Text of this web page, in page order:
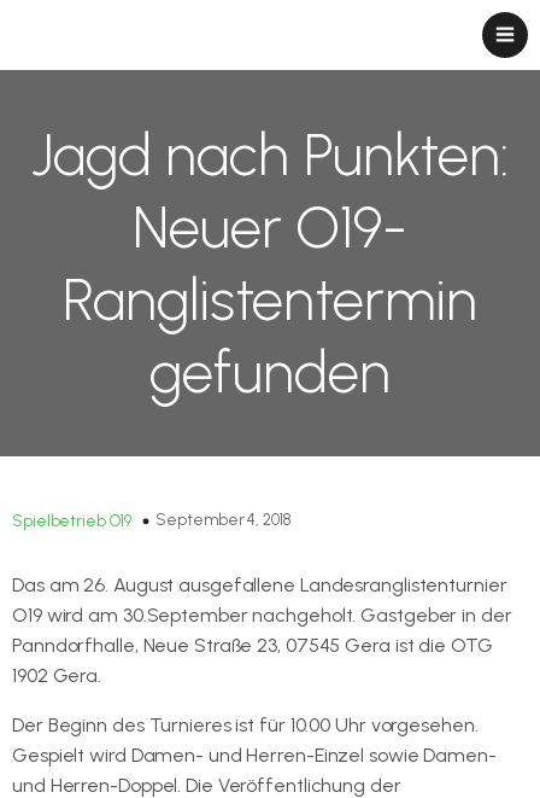
Jagd nach Punkten:
Neuer O19-
Ranglistentermin
gefunden
Spielbetrieb O19 September 4, 2018
Das am 26. August ausgefallene Landesranglistenturnier
O19 wird am 30.September nachgeholt. Gastgeber in der
Panndorfhalle, Neue Straße 23, 07545 Gera ist die OTG
1902 Gera.
Der Beginn des Turnieres ist für 10.00 Uhr vorgesehen.
Gespielt wird Damen- und Herren-Einzel sowie Damen-
und Herren-Doppel. Die Veröffentlichung der